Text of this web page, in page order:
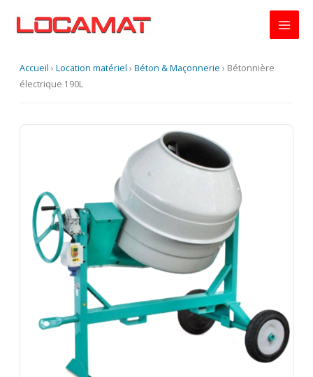
Accueil › Location matériel › Béton & Maçonnerie › Bétonnière
électrique 190L